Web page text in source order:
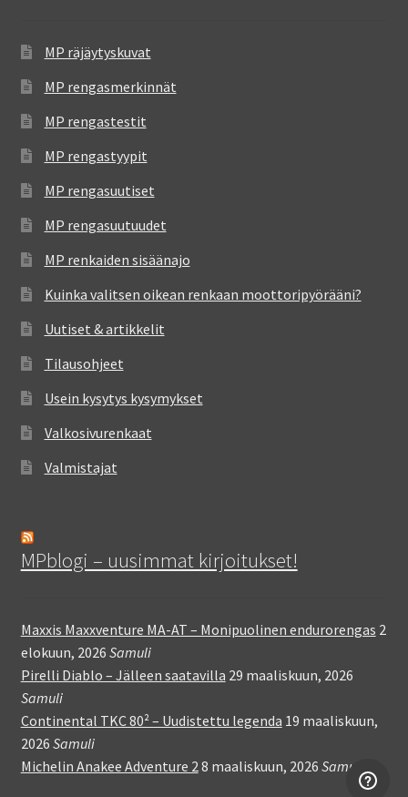
MP räjäytyskuvat
MP rengasmerkinnät
MP rengastestit
MP rengastyypit
MP rengasuutiset
MP rengasuutuudet
MP renkaiden sisäänajo
Kuinka valitsen oikean renkaan moottoripyörääni?
Uutiset & artikkelit
Tilausohjeet
Usein kysytys kysymykset
Valkosivurenkaat
Valmistajat
MPblogi – uusimmat kirjoitukset!
Maxxis Maxxventure MA-AT – Monipuolinen endurorengas 2
elokuun, 2026 Samuli
Pirelli Diablo – Jälleen saatavilla 29 maaliskuun, 2026
Samuli
Continental TKC 80² – Uudistettu legenda 19 maaliskuun,
2026 Samuli
Michelin Anakee Adventure 28 maaliskuun, 2026 Samuli